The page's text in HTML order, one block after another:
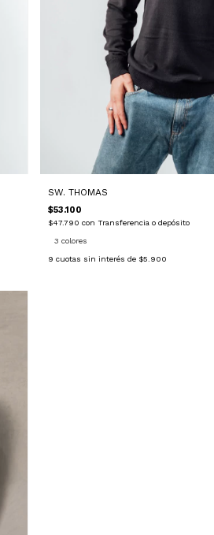
SW. THOMAS
$53.100
$47.790 con Transferencia o depósito
3 colores
9 cuotas sin interés de $5.900